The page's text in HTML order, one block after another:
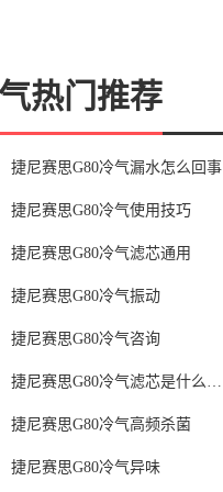
热门推荐
捷尼赛思G80冷气漏水怎么回事
捷尼赛思G80冷气使用技巧
捷尼赛思G80冷气滤芯通用
捷尼赛思G80冷气振动
捷尼赛思G80冷气咨询
捷尼赛思G80冷气滤芯是什么牌子
捷尼赛思G80冷气高频杀菌
捷尼赛思G80冷气异味